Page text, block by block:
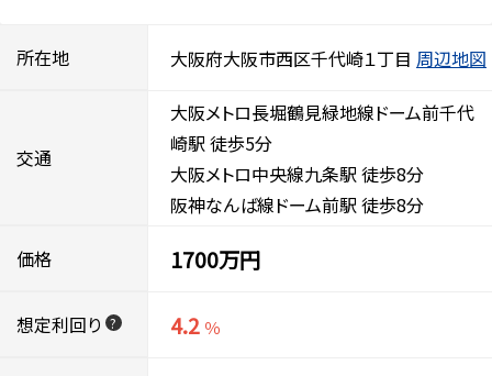
所在地 大阪府大阪市西区千代崎１丁目 周辺地図
交通
大阪メトロ長堀鶴見緑地線ドーム前千代
崎駅 徒歩5分
大阪メトロ中央線九条駅 徒歩8分
阪神なんば線ドーム前駅 徒歩8分
価格 1700万円
想定利回り ? 4.2 ％